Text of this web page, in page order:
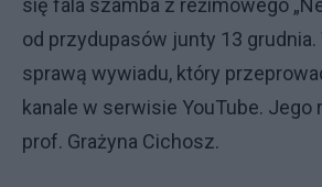
się fala szamba z reżimowego
od przydupasów junty 13
sprawą wywiadu, który
kanale w serwisie YouTube. Jego
prof. Grażyna Cichosz.